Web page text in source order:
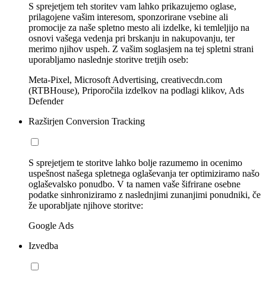
S sprejetjem teh storitev vam lahko prikazujemo oglase,
prilagojene vašim interesom, sponzorirane vsebine ali
promocije za naše spletno mesto ali izdelke, ki temleljijo na
osnovi vašega vedenja pri brskanju in nakupovanju, ter
merimo njihov uspeh. Z vašim soglasjem na tej spletni strani
uporabljamo naslednje storitve tretjih oseb:
Meta-Pixel, Microsoft Advertising, creativecdn.com
(RTBHouse), Priporočila izdelkov na podlagi klikov, Ads
Defender
Razširjen Conversion Tracking
S sprejetjem te storitve lahko bolje razumemo in ocenimo
uspešnost našega spletnega oglaševanja ter optimiziramo našo
oglaševalsko ponudbo. V ta namen vaše šifrirane osebne
podatke sinhroniziramo z naslednjimi zunanjimi ponudniki, če
že uporabljate njihove storitve:
Google Ads
Izvedba